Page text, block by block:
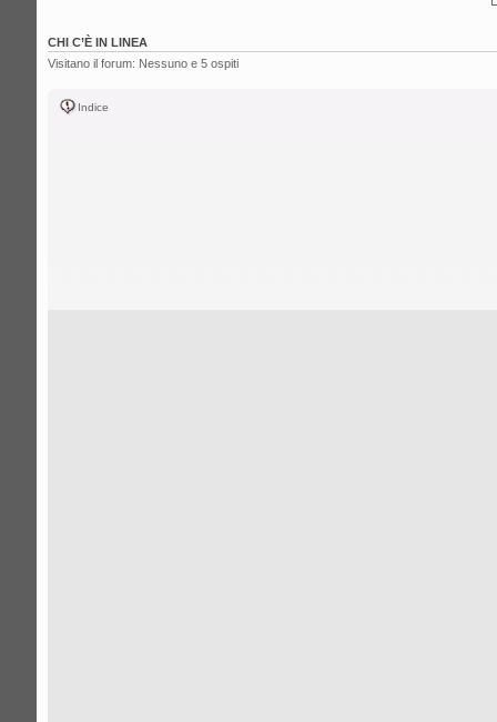
CHI C’È IN LINEA
Visitano il forum: Nessuno e 5 ospiti
Indice